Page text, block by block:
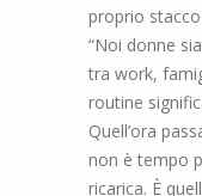
proprio
“Noi donne
tra work,
routine
Quell’ora
non è tempo
ricarica. È